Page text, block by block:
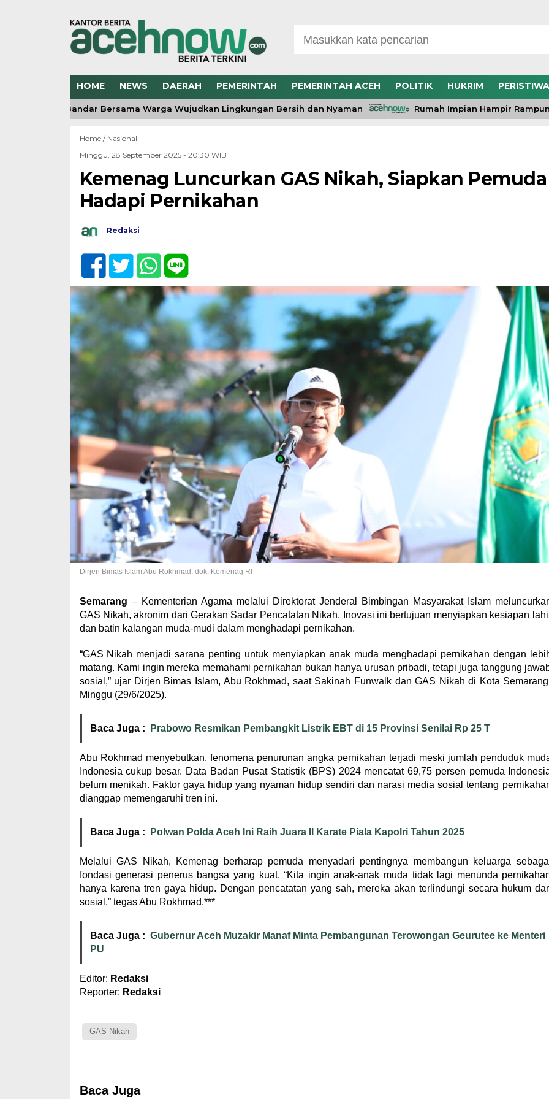
HOME NEWS DAERAH PEMERINTAH PEMERINTAH ACEH POLITIK HUKRIM PERISTIWA
RI, Polsek Bandar Bersama Warga Wujudkan Lingkungan Bersih dan Nyaman Rumah Impian Hampir Rampung,
Home / Nasional
Minggu, 28 September 2025 - 20:30 WIB
Kemenag Luncurkan GAS Nikah, Siapkan Pemuda
Hadapi Pernikahan
Redaksi
Dirjen Bimas Islam Abu Rokhmad. dok. Kemenag RI
Semarang – Kementerian Agama melalui Direktorat Jenderal Bimbingan Masyarakat Islam
GAS Nikah, akronim dari Gerakan Sadar Pencatatan Nikah. Inovasi ini bertujuan menyiapkan kesiapan
dan batin kalangan muda-mudi dalam menghadapi pernikahan.
“GAS Nikah menjadi sarana penting untuk menyiapkan anak muda menghadapi pernikahan dengan
matang. Kami ingin mereka memahami pernikahan bukan hanya urusan pribadi, tetapi juga tanggung
sosial,” ujar Dirjen Bimas Islam, Abu Rokhmad, saat Sakinah Funwalk dan GAS Nikah di Kota
Minggu (29/6/2025).
Baca Juga : Prabowo Resmikan Pembangkit Listrik EBT di 15 Provinsi Senilai Rp 25 T
Abu Rokhmad menyebutkan, fenomena penurunan angka pernikahan terjadi meski jumlah penduduk
Indonesia cukup besar. Data Badan Pusat Statistik (BPS) 2024 mencatat 69,75 persen pemuda
belum menikah. Faktor gaya hidup yang nyaman hidup sendiri dan narasi media sosial tentang
dianggap memengaruhi tren ini.
Baca Juga : Polwan Polda Aceh Ini Raih Juara II Karate Piala Kapolri Tahun 2025
Melalui GAS Nikah, Kemenag berharap pemuda menyadari pentingnya membangun keluarga
fondasi generasi penerus bangsa yang kuat. “Kita ingin anak-anak muda tidak lagi menunda
hanya karena tren gaya hidup. Dengan pencatatan yang sah, mereka akan terlindungi secara hukum
sosial,” tegas Abu Rokhmad.***
Baca Juga : Gubernur Aceh Muzakir Manaf Minta Pembangunan Terowongan Geurutee ke Menteri
PU
Editor: Redaksi
Reporter: Redaksi
GAS Nikah
Baca Juga